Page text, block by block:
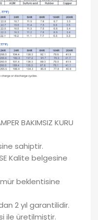
BAKIMSIZ KURU
sahiptir.
Kalite belgesine
beklentisine
2 yıl garantilidir.
ile üretilmiştir.